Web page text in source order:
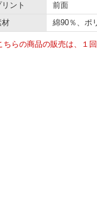
リント
前面
材
綿90％、ポ
らの商品の販売は、１